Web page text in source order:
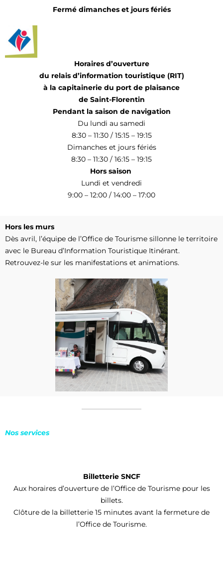
Fermé dimanches et jours fériés
Horaires d’ouverture
du relais d’information touristique (RIT)
à la capitainerie du port de plaisance
de Saint-Florentin
Pendant la saison de navigation
Du lundi au samedi
8:30 – 11:30 / 15:15 – 19:15
Dimanches et jours fériés
8:30 – 11:30 / 16:15 – 19:15
Hors saison
Lundi et vendredi
9:00 – 12:00 / 14:00 – 17:00
Hors les murs
Dès avril, l’équipe de l’Office de Tourisme sillonne le territoire
avec le Bureau d’Information Touristique Itinérant.
Retrouvez-le sur les manifestations et animations.
Nos services
Billetterie SNCF
Aux horaires d’ouverture de l’Office de Tourisme pour les
billets.
Clôture de la billetterie 15 minutes avant la fermeture de
l’Office de Tourisme.